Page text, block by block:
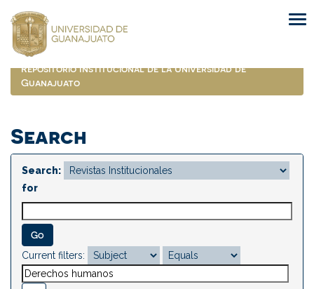
navigation
Repositorio Institucional de la Universidad de
Guanajuato
Search
Search:
for
Current filters: